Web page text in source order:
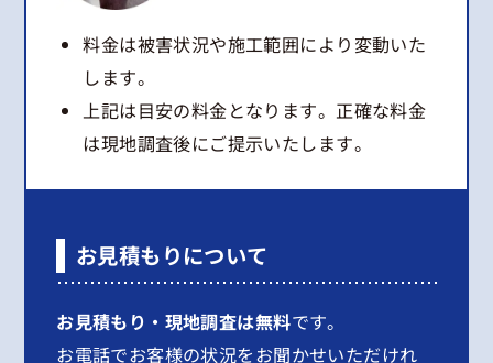
料金は被害状況や施工範囲により変動いた
します。
上記は目安の料金となります。正確な料金
は現地調査後にご提示いたします。
お見積もりについて
お見積もり・現地調査は無料です。
お電話でお客様の状況をお聞かせいただけれ